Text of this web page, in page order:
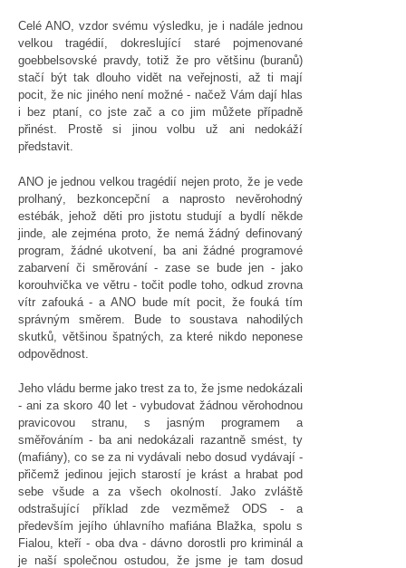
Celé ANO, vzdor svému výsledku, je i nadále jednou
velkou tragédií, dokreslující staré pojmenované
goebbelsovské pravdy, totiž že pro většinu (buranů)
stačí být tak dlouho vidět na veřejnosti, až ti mají
pocit, že nic jiného není možné - načež Vám dají hlas
i bez ptaní, co jste zač a co jim můžete případně
přinést. Prostě si jinou volbu už ani nedokáží
představit.
ANO je jednou velkou tragédií nejen proto, že je vede
prolhaný, bezkoncepční a naprosto nevěrohodný
estébák, jehož děti pro jistotu studují a bydlí někde
jinde, ale zejména proto, že nemá žádný definovaný
program, žádné ukotvení, ba ani žádné programové
zabarvení či směrování - zase se bude jen - jako
korouhvička ve větru - točit podle toho, odkud zrovna
vítr zafouká - a ANO bude mít pocit, že fouká tím
správným směrem. Bude to soustava nahodilých
skutků, většinou špatných, za které nikdo neponese
odpovědnost.
Jeho vládu berme jako trest za to, že jsme nedokázali
- ani za skoro 40 let - vybudovat žádnou věrohodnou
pravicovou stranu, s jasným programem a
směřováním - ba ani nedokázali razantně smést, ty
(mafiány), co se za ni vydávali nebo dosud vydávají -
přičemž jedinou jejich starostí je krást a hrabat pod
sebe všude a za všech okolností. Jako zvláště
odstrašující příklad zde vezměmež ODS - a
především jejího úhlavního mafiána Blažka, spolu s
Fialou, kteří - oba dva - dávno dorostli pro kriminál a
je naší společnou ostudou, že jsme je tam dosud